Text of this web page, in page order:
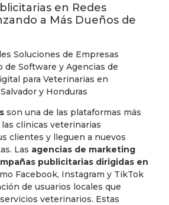
en Redes
a Más Dueños de
son una de las plataformas más
clínicas veterinarias
clientes y lleguen a nuevos
Las agencias de marketing
publicitarias dirigidas en
Facebook, Instagram y TikTok
de usuarios locales que
veterinarios. Estas